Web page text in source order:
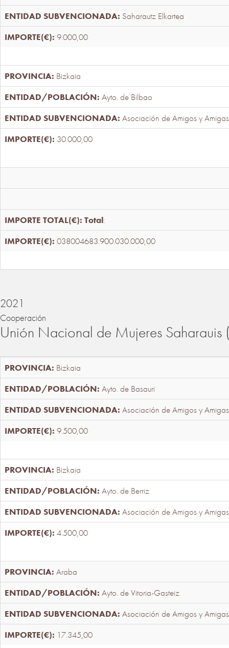
Saharautz Elkartea
9.000,00
Bizkaia
Ayto. de Bilbao
Asociación de Amigos y
30.000,00
Total:
038004683.900.030.000,00
2021
Cooperación
Unión Nacional de Mujeres
Bizkaia
Ayto. de Basauri
Asociación de Amigos y
9.500,00
Bizkaia
Ayto. de Berriz
Asociación de Amigos y
4.500,00
Araba
Ayto. de Vitoria-Gasteiz
Asociación de Amigos y
17.345,00